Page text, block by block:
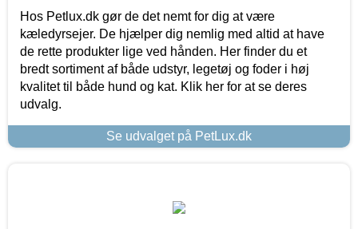
Hos Petlux.dk gør de det nemt for dig at være
kæledyrsejer. De hjælper dig nemlig med altid at have
de rette produkter lige ved hånden. Her finder du et
bredt sortiment af både udstyr, legetøj og foder i høj
kvalitet til både hund og kat. Klik her for at se deres
udvalg.
Se udvalget på PetLux.dk